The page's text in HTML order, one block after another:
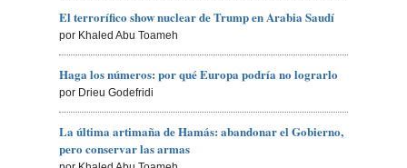
El terrorífico show nuclear de Trump en Arabia Saudí
por Khaled Abu Toameh
Haga los números: por qué Europa podría no lograrlo
por Drieu Godefridi
La última artimaña de Hamás: abandonar el Gobierno,
pero conservar las armas